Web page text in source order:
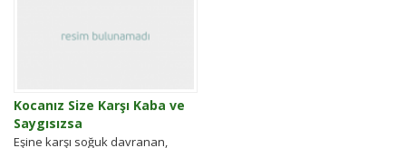
Kocanız Size Karşı Kaba ve
Saygısızsa
Eşine karşı soğuk davranan,